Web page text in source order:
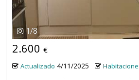
1/8
2.600 €
Actualizado 4/11/2025